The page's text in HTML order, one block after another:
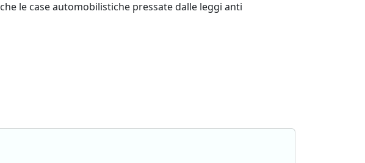
le case automobilistiche pressate dalle leggi anti